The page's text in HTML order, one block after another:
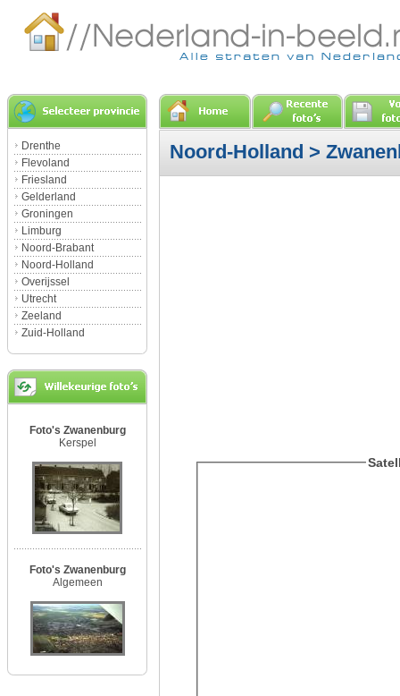
Drenthe
Flevoland
Friesland
Gelderland
Groningen
Limburg
Noord-Brabant
Noord-Holland
Overijssel
Utrecht
Zeeland
Zuid-Holland
Foto's Zwanenburg
Kerspel
Foto's Zwanenburg
Algemeen
Noord-Holland >